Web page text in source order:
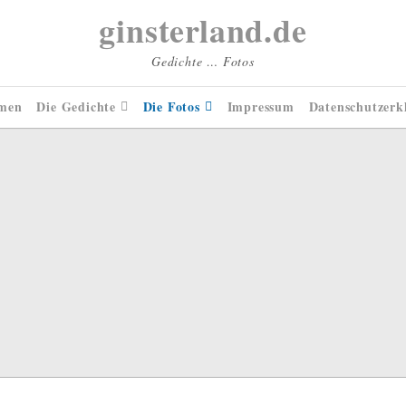
ginsterland.de
Gedichte … Fotos
Die Gedichte Die Fotos Impressum